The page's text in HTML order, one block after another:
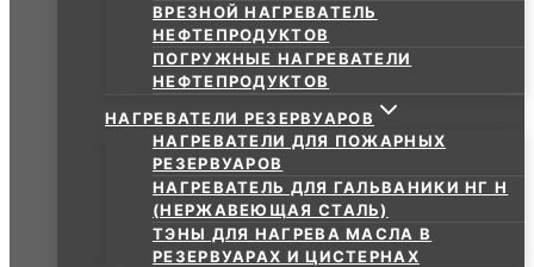
ВРЕЗНОЙ НАГРЕВАТЕЛЬ
НЕФТЕПРОДУКТОВ
ПОГРУЖНЫЕ НАГРЕВАТЕЛИ
НЕФТЕПРОДУКТОВ
НАГРЕВАТЕЛИ РЕЗЕРВУАРОВ
НАГРЕВАТЕЛИ ДЛЯ ПОЖАРНЫХ
РЕЗЕРВУАРОВ
НАГРЕВАТЕЛЬ ДЛЯ ГАЛЬВАНИКИ НГ Н
(НЕРЖАВЕЮЩАЯ СТАЛЬ)
ТЭНЫ ДЛЯ НАГРЕВА МАСЛА В
РЕЗЕРВУАРАХ И ЦИСТЕРНАХ